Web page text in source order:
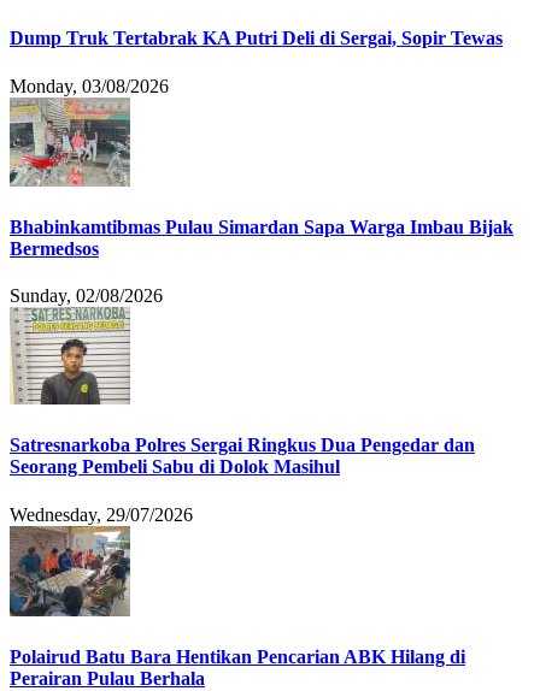
Dump Truk Tertabrak KA Putri Deli di Sergai, Sopir Tewas
Monday, 03/08/2026
Bhabinkamtibmas Pulau Simardan Sapa Warga Imbau Bijak
Bermedsos
Sunday, 02/08/2026
Satresnarkoba Polres Sergai Ringkus Dua Pengedar dan
Seorang Pembeli Sabu di Dolok Masihul
Wednesday, 29/07/2026
Polairud Batu Bara Hentikan Pencarian ABK Hilang di
Perairan Pulau Berhala